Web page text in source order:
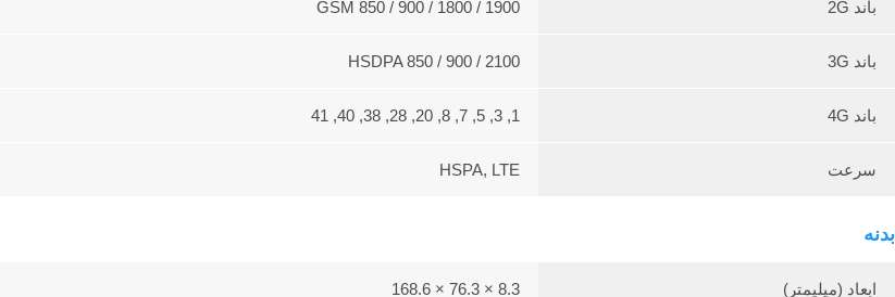
باند 2G GSM 850 / 900 / 1800 / 1900
باند 3G HSDPA 850 / 900 / 2100
باند 4G 1, 3, 5, 7, 8, 20, 28, 38, 40, 41
سرعت HSPA, LTE
بدنه
ابعاد (میلیمتر) 8.3 × 76.3 × 168.6